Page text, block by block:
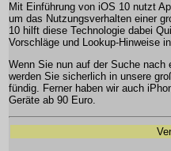
Mit Einführung von iOS 10 nutzt
um das Nutzungsverhalten einer
10 hilft diese Technologie dabei
Vorschläge und Lookup-Hinweise
Wenn Sie nun auf der Suche nach
werden Sie sicherlich in unsere
fündig. Ferner haben wir auch
Geräte ab 90 Euro.